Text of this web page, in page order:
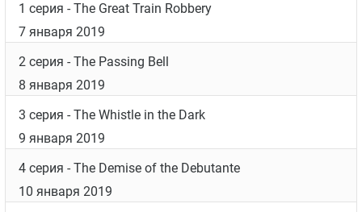
1 серия - The Great Train Robbery
7 января 2019
2 серия - The Passing Bell
8 января 2019
3 серия - The Whistle in the Dark
9 января 2019
4 серия - The Demise of the Debutante
10 января 2019